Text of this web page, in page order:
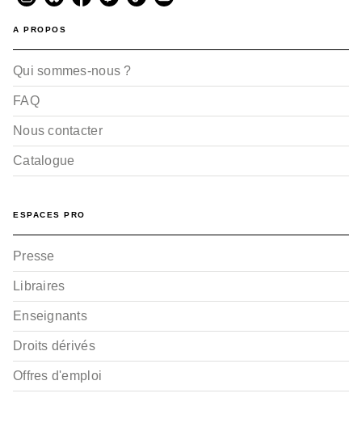
A PROPOS
Qui sommes-nous ?
FAQ
Nous contacter
Catalogue
ESPACES PRO
Presse
Libraires
Enseignants
Droits dérivés
Offres d'emploi